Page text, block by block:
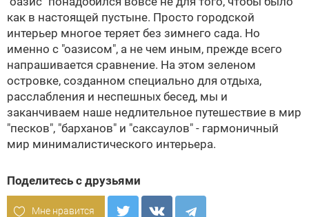
как в настоящей пустыне. Просто городской
интерьер многое теряет без зимнего сада. Но
именно с "оазисом", а не чем иным, прежде всего
напрашивается сравнение. На этом зеленом
островке, созданном специально для отдыха,
расслабления и неспешных бесед, мы и
заканчиваем наше недлительное путешествие в мир
"песков", "барханов" и "саксаулов" - гармоничный
мир минималистического интерьера.
Поделитесь с друзьями
Мне нравится